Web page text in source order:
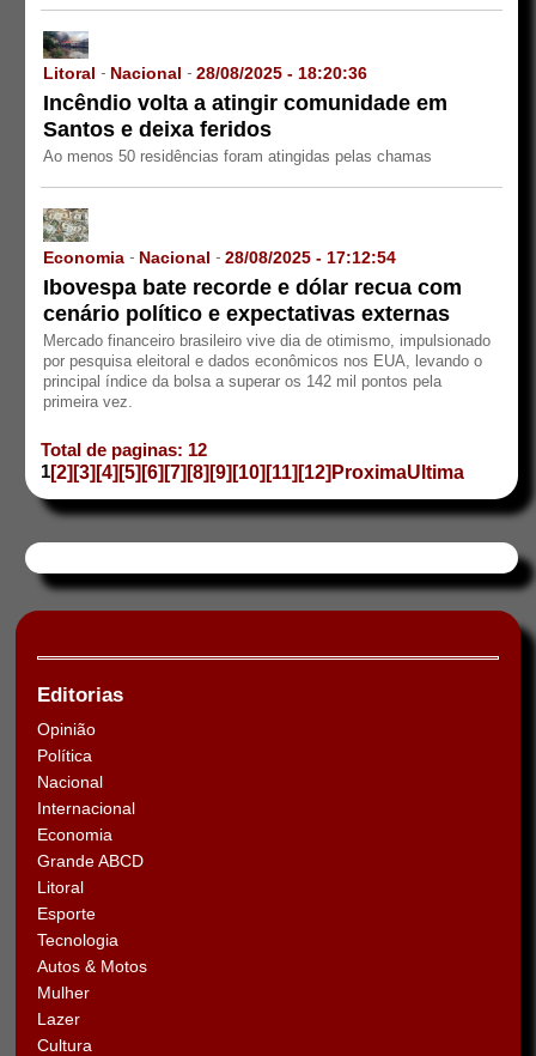
Litoral- Nacional-28/08/2025 - 18:20:36
Incêndio volta a atingir comunidade em
Santos e deixa feridos
Ao menos 50 residências foram atingidas pelas chamas
Economia- Nacional-28/08/2025 - 17:12:54
Ibovespa bate recorde e dólar recua com
cenário político e expectativas externas
Mercado financeiro brasileiro vive dia de otimismo, impulsionado
por pesquisa eleitoral e dados econômicos nos EUA, levando o
principal índice da bolsa a superar os 142 mil pontos pela
primeira vez.
Total de paginas: 12
1[2] [3] [4] [5] [6] [7] [8] [9] [10] [11] [12] ProximaUltima
Editorias
Opinião
Política
Nacional
Internacional
Economia
Grande ABCD
Litoral
Esporte
Tecnologia
Autos & Motos
Mulher
Lazer
Cultura